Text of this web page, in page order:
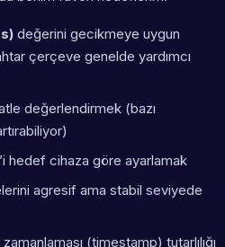
değerini gecikmeye uygun
çerçeve genelde yardımcı
değerlendirmek (bazı
hedef cihaza göre ayarlamak
agresif ama stabil seviyede
(timestamp) tutarlılığı